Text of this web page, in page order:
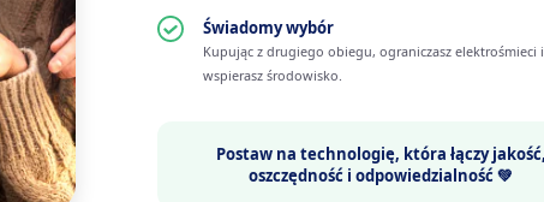
Świadomy wybór
Kupując z drugiego obiegu, ograniczasz elektrośmieci i
wspierasz środowisko.
Postaw na technologię, która łączy
oszczędność i odpowiedzialność 💚